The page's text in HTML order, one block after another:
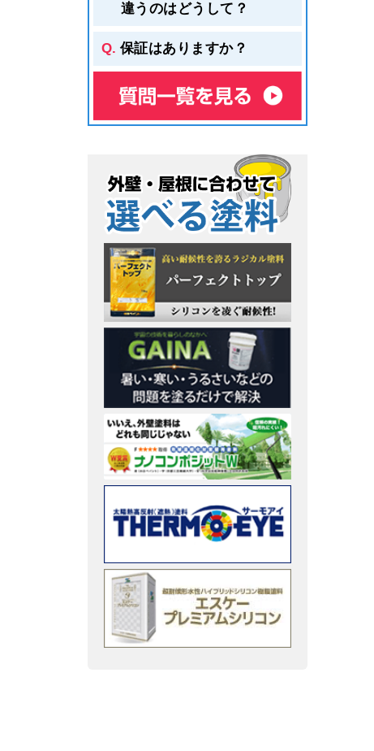
違うのはどうして？
保証はありますか？